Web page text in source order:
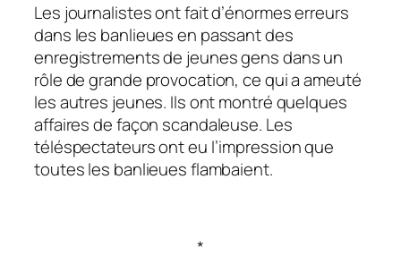
Les journalistes ont fait d’énormes erreurs
dans les banlieues en passant des
enregistrements de jeunes gens dans un
rôle de grande provocation, ce qui a ameuté
les autres jeunes. Ils ont montré quelques
affaires de façon scandaleuse. Les
téléspectateurs ont eu l’impression que
toutes les banlieues flambaient.
*